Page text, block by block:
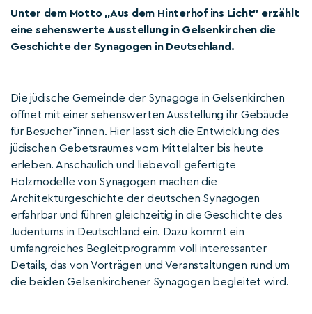
Unter dem Motto „Aus dem Hinterhof ins Licht” erzählt
eine sehenswerte Ausstellung in Gelsenkirchen die
Geschichte der Synagogen in Deutschland.
Die jüdische Gemeinde der Synagoge in Gelsenkirchen
öffnet mit einer sehenswerten Ausstellung ihr Gebäude
für Besucher*innen. Hier lässt sich die Entwicklung des
jüdischen Gebetsraumes vom Mittelalter bis heute
erleben. Anschaulich und liebevoll gefertigte
Holzmodelle von Synagogen machen die
Architekturgeschichte der deutschen Synagogen
erfahrbar und führen gleichzeitig in die Geschichte des
Judentums in Deutschland ein. Dazu kommt ein
umfangreiches Begleitprogramm voll interessanter
Details, das von Vorträgen und Veranstaltungen rund um
die beiden Gelsenkirchener Synagogen begleitet wird.